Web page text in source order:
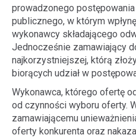
prowadzonego
publicznego, w którym
wykonawcy składającego
Jednocześnie zamawiający
najkorzystniejszej, którą
biorących udział w
Wykonawca, którego ofertę
od czynności wyboru oferty.
zamawiającemu
oferty konkurenta oraz